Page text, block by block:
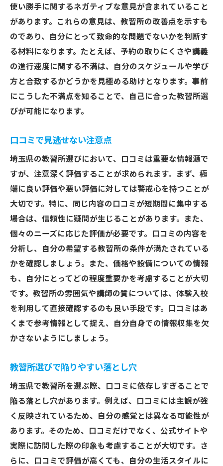
使い勝手に関するネガティブな意見が含まれていること
があります。これらの意見は、教習所の改善点を示すも
のであり、自分にとって致命的な問題でないかを判断す
る材料になります。たとえば、予約の取りにくさや講義
の進行速度に関する不満は、自分のスケジュールや学び
方と合致するかどうかを見極める助けとなります。事前
にこうした不満点を知ることで、自己に合った教習所選
びが可能になります。
口コミで見逃せない注意点
埼玉県の教習所選びにおいて、口コミは重要な情報源で
すが、注意深く評価することが求められます。まず、極
端に良い評価や悪い評価に対しては警戒心を持つことが
大切です。特に、同じ内容の口コミが短期間に集中する
場合は、信頼性に疑問が生じることがあります。また、
個々のニーズに応じた評価が必要です。口コミの内容を
分析し、自分の希望する教習所の条件が満たされている
かを確認しましょう。また、価格や設備についての情報
も、自分にとってどの程度重要かを考慮することが大切
です。教習所の雰囲気や講師の質については、体験入校
を利用して直接確認するのも良い手段です。口コミはあ
くまで参考情報として捉え、自分自身での情報収集を欠
かさないようにしましょう。
教習所選びで陥りやすい落とし穴
埼玉県で教習所を選ぶ際、口コミに依存しすぎることで
陥る落とし穴があります。例えば、口コミには主観が強
く反映されているため、自分の感覚とは異なる可能性が
あります。そのため、口コミだけでなく、公式サイトや
実際に訪問した際の印象も考慮することが大切です。さ
らに、口コミで評価が高くても、自分の生活スタイルに